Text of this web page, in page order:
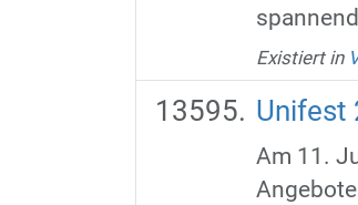
Existiert in
Unifest
Am 11.